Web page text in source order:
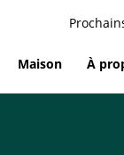
Maison À